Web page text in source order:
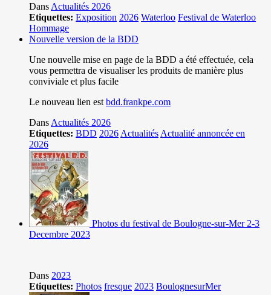
Dans Actualités 2026
Etiquettes: Exposition 2026 Waterloo Festival de Waterloo
Hommage
Nouvelle version de la BDD
Une nouvelle mise en page de la BDD a été effectuée, cela
vous permettra de visualiser les produits de manière plus
conviviale et plus facile
Le nouveau lien est bdd.frankpe.com
Dans Actualités 2026
Etiquettes: BDD 2026 Actualités Actualité annoncée en
2026
Photos du festival de Boulogne-sur-Mer 2-3
Decembre 2023
Dans 2023
Etiquettes: Photos fresque 2023 BoulognesurMer